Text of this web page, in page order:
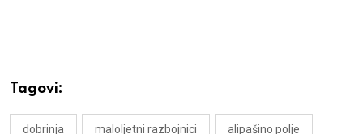
Tagovi:
dobrinja maloljetni razbojnici alipašino polje